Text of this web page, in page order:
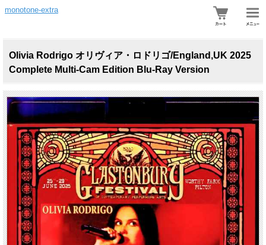
monotone-extra
Olivia Rodrigo オリヴィア・ロドリゴ/England,UK 2025
Complete Multi-Cam Edition Blu-Ray Version